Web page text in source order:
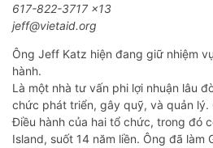
617-822-3717 x13
jeff@vietaid.org
Ông Jeff Katz hiện đang giữ nhiệm
hành.
Là một nhà tư vấn phi lợi nhuận lâu
chức phát triển, gây quỹ, và quản lý.
Điều hành của hai tổ chức, trong đó
Island, suốt 14 năm liền. Ông đã làm